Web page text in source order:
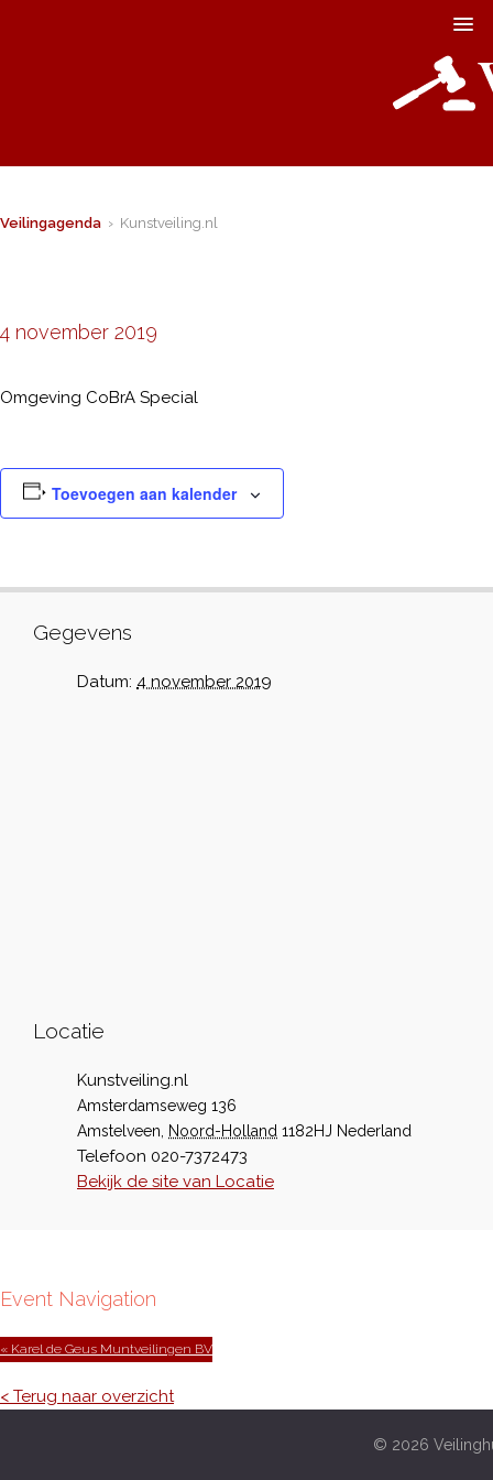
Veilingagenda › Kunstveiling.nl
4 november 2019
Omgeving CoBrA Special
Toevoegen aan kalender
Gegevens
Datum: 4 november 2019
Locatie
Kunstveiling.nl
Amsterdamseweg 136
Amstelveen
Noord-Holland 1182HJ Nederland
Telefoon 020-7372473
Bekijk de site van Locatie
Event Navigation
« Karel de Geus Muntveilingen BV
< Terug naar overzicht
© 2026